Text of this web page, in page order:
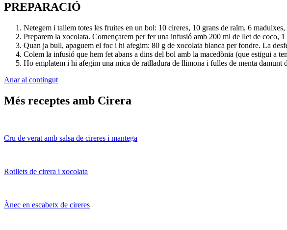
PREPARACIÓ
Netegem i tallem totes les fruites en un bol: 10 cireres, 10 grans de raïm, 6
Preparem la xocolata. Començarem per fer una infusió amb 200 ml de llet de coco,
Quan ja bull, apaguem el foc i hi afegim: 80 g de xocolata blanca per fondre. La
Colem la infusió que hem fet abans a dins del bol amb la macedònia (que estigui a
Ho emplatem i hi afegim una mica de ratlladura de llimona i fulles de menta damunt
Anar al contingut
Més receptes amb Cirera
Cru de verat amb salsa de cireres i mantega
Rotllets de cirera i xocolata
Ànec en escabetx de cireres